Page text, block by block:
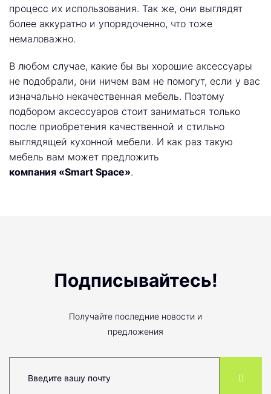
процесс их использования. Так же, они выглядят
более аккуратно и упорядоченно, что тоже
немаловажно.
В любом случае, какие бы вы хорошие аксессуары
не подобрали, они ничем вам не помогут, если у вас
изначально некачественная мебель. Поэтому
подбором аксессуаров стоит заниматься только
после приобретения качественной и стильно
выглядящей кухонной мебели. И как раз такую
мебель вам может предложить
компания «Smart Space».
Подписывайтесь!
Получайте последние новости и
предложения